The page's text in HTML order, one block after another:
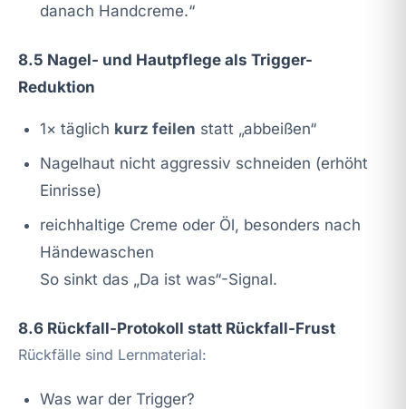
danach Handcreme.“
8.5 Nagel- und Hautpflege als Trigger-
Reduktion
1× täglich kurz feilen statt „abbeißen“
Nagelhaut nicht aggressiv schneiden (erhöht
Einrisse)
reichhaltige Creme oder Öl, besonders nach
Händewaschen
So sinkt das „Da ist was“-Signal.
8.6 Rückfall-Protokoll statt Rückfall-Frust
Rückfälle sind Lernmaterial:
Was war der Trigger?